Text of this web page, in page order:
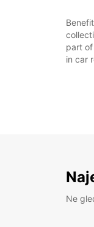
part
in car
Ne